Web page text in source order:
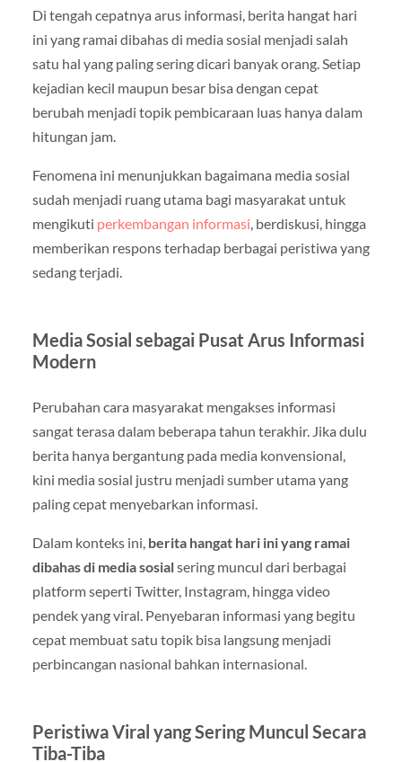
Di tengah cepatnya arus informasi, berita hangat hari
ini yang ramai dibahas di media sosial menjadi salah
satu hal yang paling sering dicari banyak orang. Setiap
kejadian kecil maupun besar bisa dengan cepat
berubah menjadi topik pembicaraan luas hanya dalam
hitungan jam.
Fenomena ini menunjukkan bagaimana media sosial
sudah menjadi ruang utama bagi masyarakat untuk
mengikuti perkembangan informasi, berdiskusi, hingga
memberikan respons terhadap berbagai peristiwa yang
sedang terjadi.
Media Sosial sebagai Pusat Arus Informasi
Modern
Perubahan cara masyarakat mengakses informasi
sangat terasa dalam beberapa tahun terakhir. Jika dulu
berita hanya bergantung pada media konvensional,
kini media sosial justru menjadi sumber utama yang
paling cepat menyebarkan informasi.
Dalam konteks ini, berita hangat hari ini yang ramai
dibahas di media sosialsering muncul dari berbagai
platform seperti Twitter, Instagram, hingga video
pendek yang viral. Penyebaran informasi yang begitu
cepat membuat satu topik bisa langsung menjadi
perbincangan nasional bahkan internasional.
Peristiwa Viral yang Sering Muncul Secara
Tiba-Tiba